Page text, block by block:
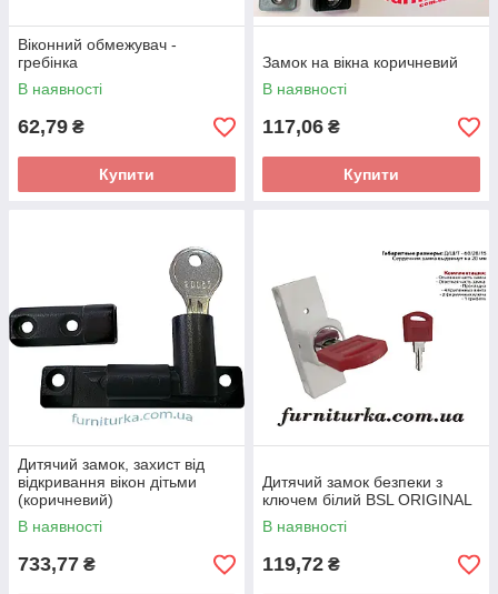
Віконний обмежувач -
гребінка
В наявності
62,79 ₴
Купити
Замок на вікна коричневий
В наявності
117,06 ₴
Купити
Дитячий замок, захист від
відкривання вікон дітьми
(коричневий)
В наявності
733,77 ₴
Дитячий замок безпеки з
ключем білий BSL ORIGINAL
В наявності
119,72 ₴